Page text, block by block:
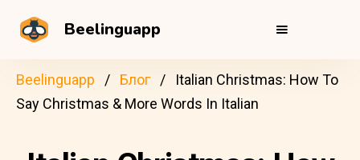
Beelinguapp
Beelinguapp Блог
Italian Christmas: How To
Say Christmas & More Words In Italian